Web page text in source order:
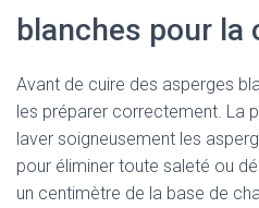
blanches pour la
Avant de cuire des asperges
les préparer correctement. La
laver soigneusement les
pour éliminer toute saleté ou
un centimètre de la base de